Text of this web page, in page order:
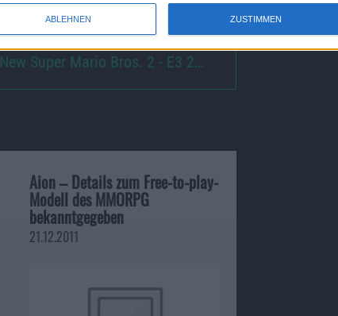
ABLEHNEN ZUSTIMMEN
New Super Mario Bros. 2 - E3 2…
Aion – Details zum Free-to-play-
Modell des MMORPG
bekanntgegeben
21.12.2011